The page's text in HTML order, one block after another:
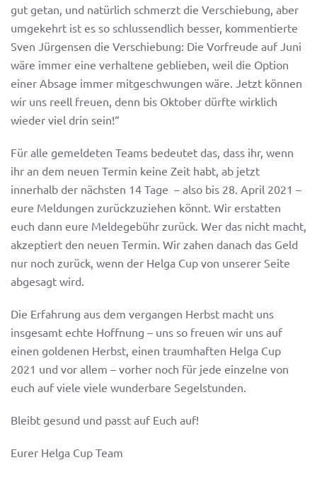
gut getan, und natürlich schmerzt die Verschiebung, aber
umgekehrt ist es so schlussendlich besser, kommentierte
Sven Jürgensen die Verschiebung: Die Vorfreude auf Juni
wäre immer eine verhaltene geblieben, weil die Option
einer Absage immer mitgeschwungen wäre. Jetzt können
wir uns reell freuen, denn bis Oktober dürfte wirklich
wieder viel drin sein!“
Für alle gemeldeten Teams bedeutet das, dass ihr, wenn
ihr an dem neuen Termin keine Zeit habt, ab jetzt
innerhalb der nächsten 14 Tage – also bis 28. April 2021 –
eure Meldungen zurückzuziehen könnt. Wir erstatten
euch dann eure Meldegebühr zurück. Wer das nicht macht,
akzeptiert den neuen Termin. Wir zahen danach das Geld
nur noch zurück, wenn der Helga Cup von unserer Seite
abgesagt wird.
Die Erfahrung aus dem vergangen Herbst macht uns
insgesamt echte Hoffnung – uns so freuen wir uns auf
einen goldenen Herbst, einen traumhaften Helga Cup
2021 und vor allem – vorher noch für jede einzelne von
euch auf viele viele wunderbare Segelstunden.
Bleibt gesund und passt auf Euch auf!
Eurer Helga Cup Team